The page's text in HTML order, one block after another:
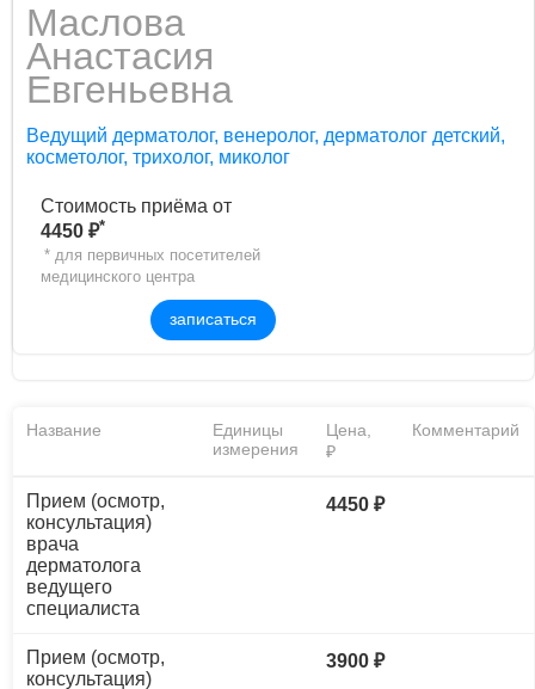
Маслова
Aнaстaсия
Евгеньевнa
Ведущий дерматолог, венеролог, дерматолог детский,
косметолог, трихолог, миколог
Стоимость приёма от
4450 ₽*
* для первичных посетителей
медицинского центра
записаться
Название
Единицы
измерения
Цена,
₽
Комментарий
Прием (осмотр,
консультация)
врача
дерматолога
ведущего
специалиста
4450 ₽
Прием (осмотр,
консультация)
3900 ₽